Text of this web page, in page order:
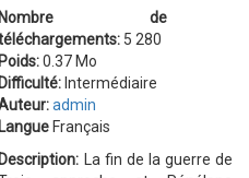
Nombre de
5 280
Poids:0.37 Mo
Difficulté: Intermédiaire
admin
Langue Français
Description:
La fin de la guerre de